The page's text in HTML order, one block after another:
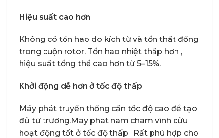
Hiệu suất cao hơn
Không có tổn hao do kích từ và tổn thất đồng
trong cuộn rotor. Tổn hao nhiệt thấp hơn ,
hiệu suất tổng thể cao hơn từ 5–15%.
Khởi động dễ hơn ở tốc độ thấp
Máy phát truyền thống cần tốc độ cao để tạo
đủ từ trường.Máy phát nam châm vĩnh cửu
hoạt động tốt ở tốc độ thấp . Rất phù hợp cho